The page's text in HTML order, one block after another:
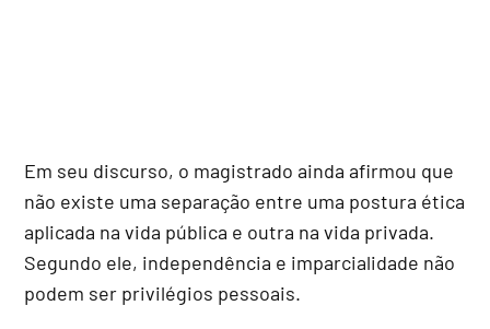
Em seu discurso, o magistrado ainda afirmou que
não existe uma separação entre uma postura ética
aplicada na vida pública e outra na vida privada.
Segundo ele, independência e imparcialidade não
podem ser privilégios pessoais.